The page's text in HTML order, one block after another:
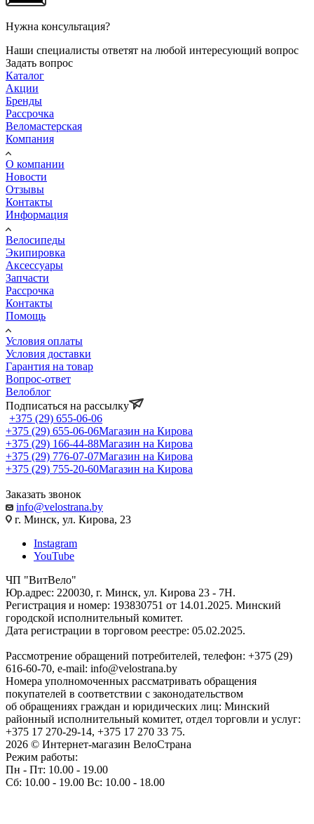
Нужна консультация?
Наши специалисты ответят на любой интересующий вопрос
Задать вопрос
Каталог
Акции
Бренды
Рассрочка
Веломастерская
Компания
О компании
Новости
Отзывы
Контакты
Информация
Велосипеды
Экипировка
Аксессуары
Запчасти
Рассрочка
Контакты
Помощь
Условия оплаты
Условия доставки
Гарантия на товар
Вопрос-ответ
Велоблог
Подписаться на рассылку
+375 (29) 655-06-06
+375 (29) 655-06-06Магазин на Кирова
+375 (29) 166-44-88Магазин на Кирова
+375 (29) 776-07-07Магазин на Кирова
+375 (29) 755-20-60Магазин на Кирова
Заказать звонок
info@velostrana.by
г. Минск, ул. Кирова, 23
Instagram
YouTube
ЧП "ВитВело"
Юр.адрес: 220030, г. Минск, ул. Кирова 23 - 7Н.
Регистрация и номер: 193830751 от 14.01.2025. Минский
городской исполнительный комитет.
Дата регистрации в торговом реестре: 05.02.2025.
Рассмотрение обращений потребителей, телефон: +375 (29)
616-60-70, e-mail: info@velostrana.by
Номера уполномоченных рассматривать обращения
покупателей в соответствии с законодательством
об обращениях граждан и юридических лиц: Минский
районный исполнительный комитет, отдел торговли и услуг:
+375 17 270-29-14, +375 17 270 33 75.
2026 © Интернет-магазин ВелоСтрана
Режим работы:
Пн - Пт: 10.00 - 19.00
Сб: 10.00 - 19.00 Вс: 10.00 - 18.00